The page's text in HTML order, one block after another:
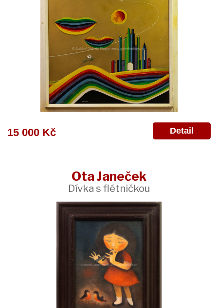
15 000 Kč Detail
Ota Janeček
Dívka s flétničkou